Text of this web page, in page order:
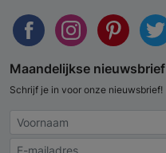
Maandelijkse nieuwsbrief
Schrijf je in voor onze nieuwsbrief!